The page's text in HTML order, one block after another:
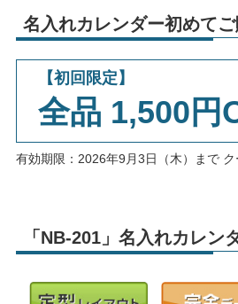
名入れカレンダー初めて
【初回限定】
全品 1,500円
有効期限：2026年9月3日（木）まで
「NB-201」名入れカレン